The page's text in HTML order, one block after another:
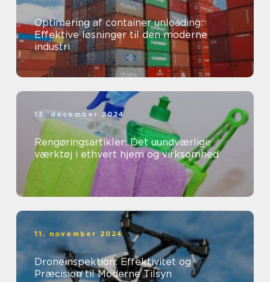
Optimering af container unloading:
Effektive løsninger til den moderne
industri
13. december 2024
Rengøringsartikler: Det uundværlige
værktøj i ethvert hjem og virksomhed
11. november 2024
Droneinspektion: Effektivitet og
Præcision til Moderne Tilsyn